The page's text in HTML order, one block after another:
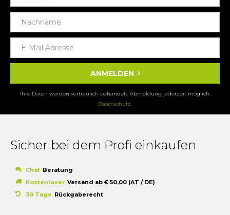
ANMELDEN
Ihre Daten werden vertraulich behandelt. Abmeldung jederzeit möglich.
Datenschutz.
Sicher bei dem Profi einkaufen
Chat Beratung
Kostenloser Versand ab € 50,00 (AT / DE)
30 Tage Rückgaberecht